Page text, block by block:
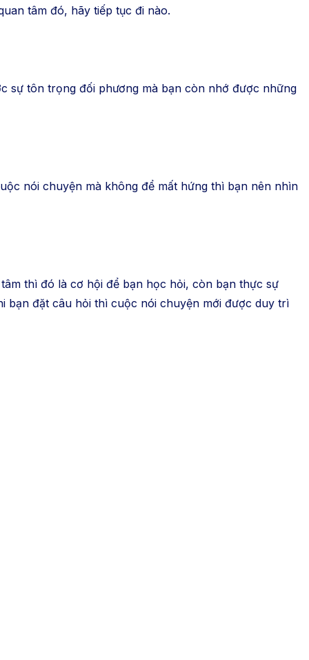
tâm đó, hãy tiếp tục đi nào.
sự tôn trọng đối phương mà bạn còn nhớ được những
nói chuyện mà không để mất hứng thì bạn nên nhìn
thì đó là cơ hội để bạn học hỏi, còn bạn thực sự
bạn đặt câu hỏi thì cuộc nói chuyện mới được duy trì